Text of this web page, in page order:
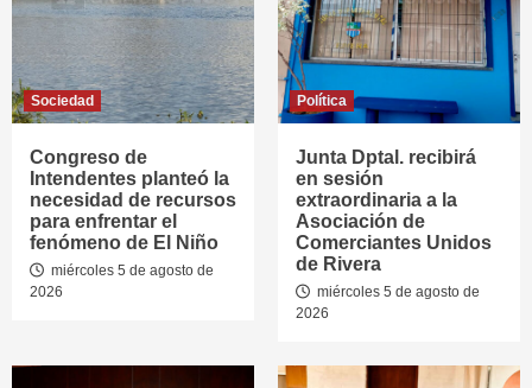
Sociedad
Congreso de
Intendentes planteó la
necesidad de recursos
para enfrentar el
fenómeno de El Niño
miércoles 5 de agosto de
2026
Política
Junta Dptal. recibirá
en sesión
extraordinaria a la
Asociación de
Comerciantes Unidos
de Rivera
miércoles 5 de agosto de
2026